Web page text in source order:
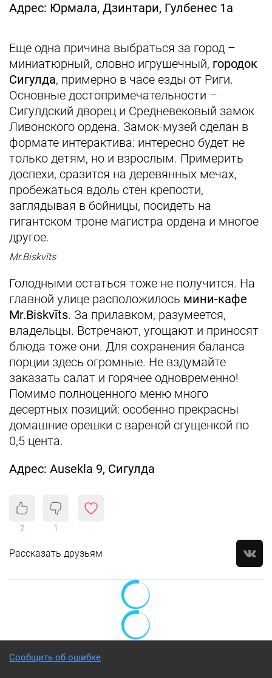
Адрес: Юрмала, Дзинтари, Гулбенес 1а
Еще одна причина выбраться за город –
миниатюрный, словно игрушечный, городок
Сигулда, примерно в часе езды от Риги.
Основные достопримечательности –
Сигулдский дворец и Средневековый замок
Ливонского ордена. Замок-музей сделан в
формате интерактива: интересно будет не
только детям, но и взрослым. Примерить
доспехи, сразится на деревянных мечах,
пробежаться вдоль стен крепости,
заглядывая в бойницы, посидеть на
гигантском троне магистра ордена и многое
другое.
Mr.Biskvīts
Голодными остаться тоже не получится. На
главной улице расположилось мини-кафе
Mr.Biskvīts. За прилавком, разумеется,
владельцы. Встречают, угощают и приносят
блюда тоже они. Для сохранения баланса
порции здесь огромные. Не вздумайте
заказать салат и горячее одновременно!
Помимо полноценного меню много
десертных позиций: особенно прекрасны
домашние орешки с вареной сгущенкой по
0,5 цента.
Адрес: Ausekla 9, Сигулда
2 1
Рассказать друзьям
Сообщить об ошибке